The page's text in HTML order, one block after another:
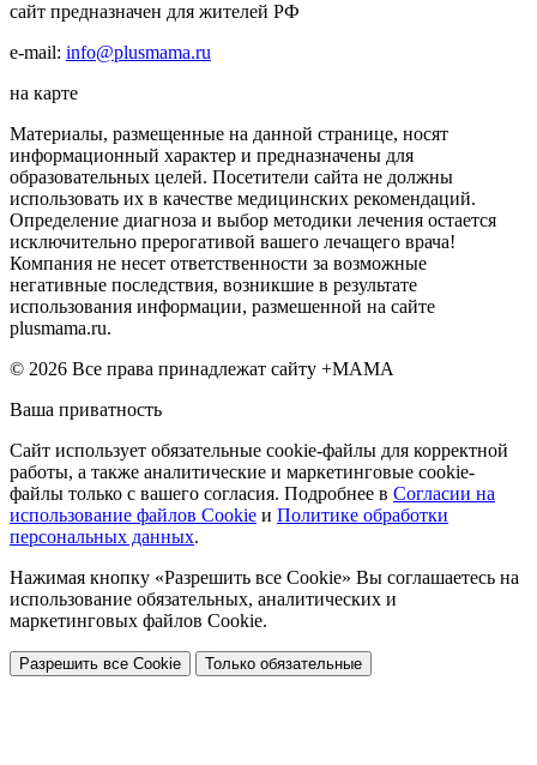
сайт предназначен для жителей РФ
e-mail: info@plusmama.ru
на карте
Материалы, размещенные на данной странице, носят
информационный характер и предназначены для
образовательных целей. Посетители сайта не должны
использовать их в качестве медицинских рекомендаций.
Определение диагноза и выбор методики лечения остается
исключительно прерогативой вашего лечащего врача!
Компания не несет ответственности за возможные
негативные последствия, возникшие в результате
использования информации, размешенной на сайте
plusmama.ru.
© 2026 Все права принадлежат сайту +МАМА
Ваша приватность
Сайт использует обязательные cookie-файлы для корректной
работы, а также аналитические и маркетинговые cookie-
файлы только с вашего согласия. Подробнее в Согласии на
использование файлов Cookie и Политике обработки
персональных данных.
Нажимая кнопку «Разрешить все Cookie» Вы соглашаетесь на
использование обязательных, аналитических и
маркетинговых файлов Cookie.
Разрешить все Cookie Только обязательные